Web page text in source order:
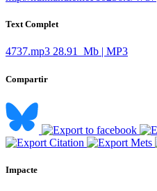
Text Complet
4737.mp3 28.91 Mb | MP3
Compartir
Impacte